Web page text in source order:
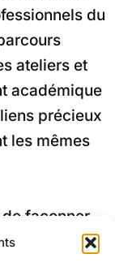
du
ateliers et
académique
précieux
les mêmes
façonner
dans vos